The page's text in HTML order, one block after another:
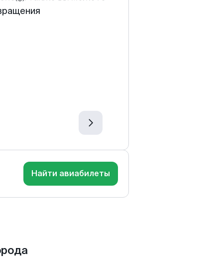
Найти авиабилеты